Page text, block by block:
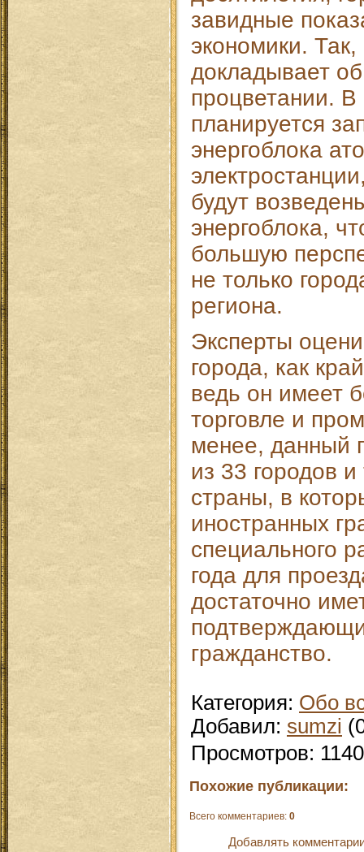
завидные
экономики.
докладывает
процветании.
планируется
энергоблока
будут
энергоблока,
большую
не только
региона.
Эксперты
города, как
ведь он имеет
торговле и
менее, данный
из 33 городов
страны, в
иностранных
специального
года для
достаточно
гражданство.
Категория: Обо
Добавил: sumzi
Просмотров: 1140
Похожие публикации:
Всего комментариев: 0
Добавлять